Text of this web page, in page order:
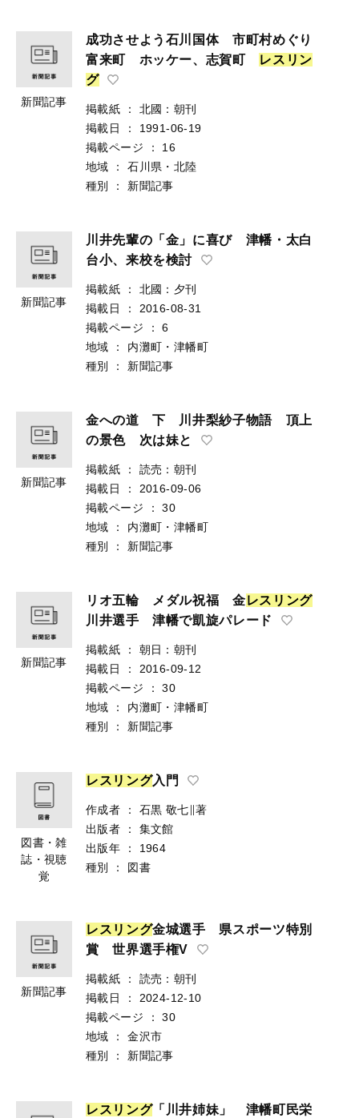
新聞記事
成功させよう石川国体 市町村めぐり
富来町 ホッケー、志賀町 レ ス リ ン
グ
掲載紙 ：
北國：朝刊
掲載日
：
1991-06-19
掲載ページ
：
16
地域
：
石川県・北陸
種別
： 新聞記事
新聞記事
川井先輩の「金」に喜び 津幡・太白
台小、来校を検討
掲載紙 ：
北國：夕刊
掲載日
：
2016-08-31
掲載ページ
：
6
地域
：
内灘町・津幡町
種別
： 新聞記事
新聞記事
金への道 下 川井梨紗子物語 頂上
の景色 次は妹と
掲載紙 ：
読売：朝刊
掲載日
：
2016-09-06
掲載ページ
：
30
地域
：
内灘町・津幡町
種別
： 新聞記事
新聞記事
リオ五輪 メダル祝福 金レス リ ング
川井選手 津幡で凱旋パレード
掲載紙 ：
朝日：朝刊
掲載日
：
2016-09-12
掲載ページ
：
30
地域
：
内灘町・津幡町
種別
： 新聞記事
図書・雑
誌・視聴
覚
レ ス リ ング入門
作成者 ：
石黒 敬七∥著
出版者
：
集文館
出版年
：
1964
種別
： 図書
新聞記事
レ ス リ ング金城選手 県スポーツ特別
賞 世界選手権V
掲載紙 ：
読売：朝刊
掲載日
：
2024-12-10
掲載ページ
：
30
地域
：
金沢市
種別
： 新聞記事
レ ス リ ング「川井姉妹」 津幡町民栄